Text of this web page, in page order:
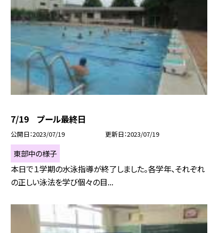
7/19 プール最終日
公開日 2023/07/19 更新日 2023/07/19
東部中の様子
本日で１学期の水泳指導が終了しました。各学年、それぞれ
の正しい泳法を学び個々の目...